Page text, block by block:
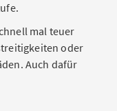
mal teuer
oder
Auch dafür